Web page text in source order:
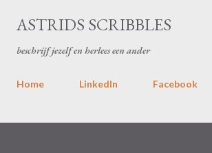
Doorgaan naar hoofdcontent
ASTRIDS SCRIBBLES
beschrijf jezelf en herlees een ander
Home LinkedIn Facebook